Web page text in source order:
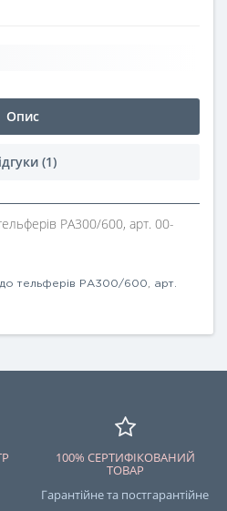
Опис
(1)
РА300/600, арт. 00-
до тельферів РА300/600
арт.
100% СЕРТИФІКОВАНИЙ
ТОВАР
Гарантійне та постгарантійне